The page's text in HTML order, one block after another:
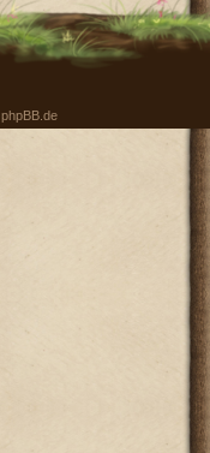
phpBB.de